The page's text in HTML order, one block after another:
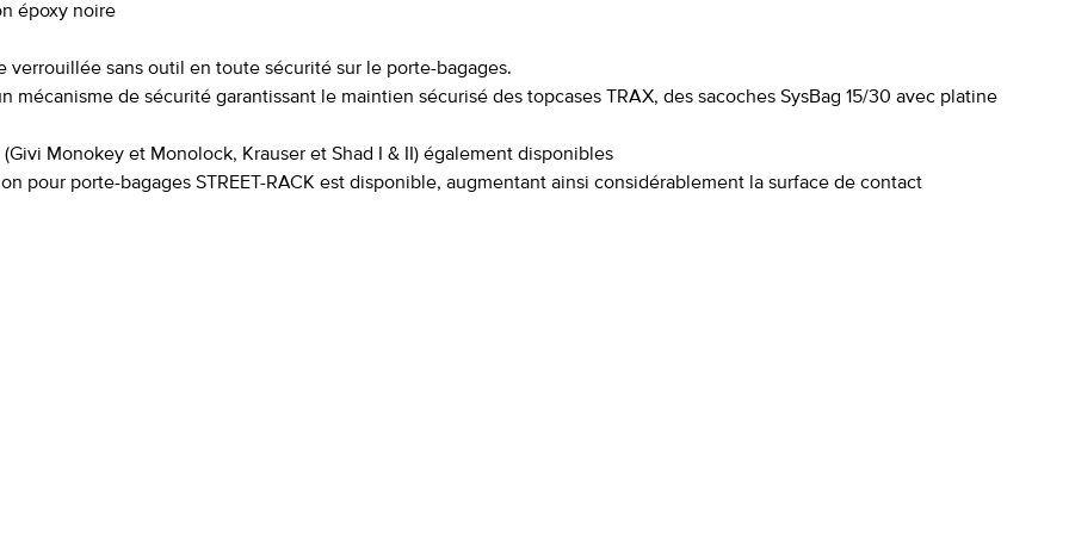
époxy noire
sans outil en toute sécurité sur le porte-bagages.
de sécurité garantissant le maintien sécurisé des topcases TRAX, des sacoches SysBag 15/30 avec platine
Monokey et Monolock, Krauser et Shad I & II) également disponibles
pour porte-bagages STREET-RACK est disponible, augmentant ainsi considérablement la surface de contact